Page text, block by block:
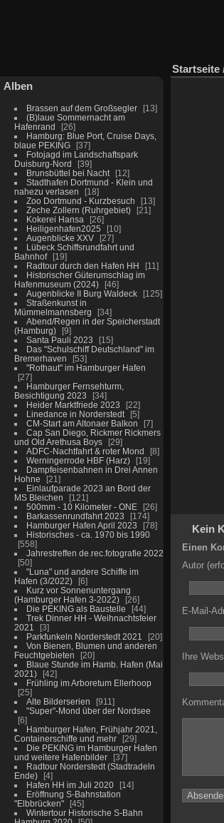
Alben
Brassen auf dem Großsegler
13
(B)laue Sommernacht am
Hafenrand
26
Hamburg: Blue Port, Cruise Days,
blaue PEKING
37
Fotojagd im Landschaftspark
Duisburg-Nord
39
Brunsbüttel bei Nacht
12
Stadthafen Dortmund - Klein und
nahezu verlasen
18
Zoo Dortmund - Kurzbesuch
13
Zeche Zollern (Ruhrgebiet)
21
Kokerei Hansa
26
Heiligenhafen2025
10
Augenblicke XXV
27
Lübeck Schiffsrundfahrt und
Bahnhof
19
Radtour durch den Hafen HH
11
Historischer Güterumschlag im
Hafenmuseum (2024)
46
Augenblicke II Burg Waldeck
125
Straßenkunst in
Mümmelmannsberg
34
Abend/Regen in der Speicherstadt
(Hamburg)
9
Santa Pauli 2023
15
Das "Schulschiff Deutschland" im
Bremerhaven
53
"Rothaut" im Hamburger Hafen
27
Hamburger Fernsehturm,
Besichtigung 2023
34
Heider Marktfriede 2023
22
Linedance in Norderstedt
5
CM-Start am Altonaer Balkon
7
Cap San Diego, Rickmer Rickmers
und Old Arethusa Boys
29
ADFC-Nachtfahrt & roter Mond
8
Werningerrode HBF (Harz)
19
Dampfeisenbahnen in Drei Annen
Hohne
21
Einlaufparade 2023 an Bord der
MS Bleichen
121
500mm - 10 Kilometer - ONE
26
Barkassenrundfahrt 2023
174
Hamburger Hafen April 2023
78
Historisches - ca. 1970 bis 1990
558
Jahrestreffen de.rec.fotografie 2022
50
"Luna" und andere Schiffe im
Hafen (3/2022)
6
Kurz vor Sonnenuntergang
(Hamburger Hafen 3-2022)
26
Die PEKING als Baustelle
44
Trek Dinner HH - Weihnachtsfeier
2021
3
Parkfunkeln Norderstedt 2021
20
Von Bienen, Blumen und anderen
Feuchtgebieten
20
Blaue Stunde im Hamb. Hafen (Mai
2021)
42
Frühling im Arboretum Ellerhoop
25
Alte Bilderserien
911
"Super"-Mond über der Nordsee
6
Hamburger Hafen, Frühjahr 2021,
Containerschiffe und mehr
29
Die PEKING im Hamburger Hafen
und weitere Hafenbilder
37
Radtour Norderstedt (Stadtradeln
Ende)
4
Hafen HH im Juli 2020
14
Eröffnung S-Bahnstation
"Elbbrücken"
45
Wintertour Historische S-Bahn
Startseite
Kein
Einen
Autor
E-Mail-
Ihre